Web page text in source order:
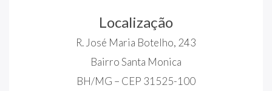
Localização
R. José Maria Botelho, 243
Bairro Santa Monica
BH/MG – CEP 31525-100